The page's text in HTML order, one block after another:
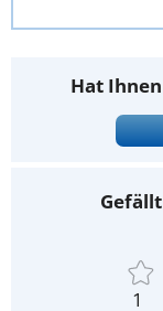
Hat
1